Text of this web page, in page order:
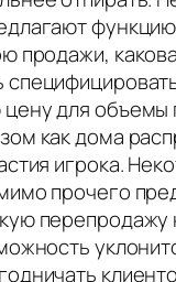
функцию
продажи,
для объемы
как дома
игрока.
прочего
перепродажу